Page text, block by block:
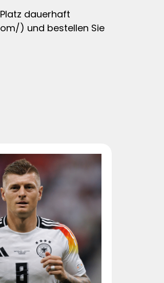
dauerhaft
) und bestellen Sie